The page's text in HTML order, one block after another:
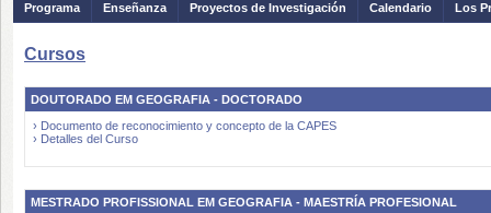
Programa Enseñanza Proyectos de Investigación Calendario Los
Cursos
DOUTORADO EM GEOGRAFIA - DOCTORADO
› Documento de reconocimiento y concepto de la CAPES
› Detalles del Curso
MESTRADO PROFISSIONAL EM GEOGRAFIA - MAESTRÍA PROFESIONAL